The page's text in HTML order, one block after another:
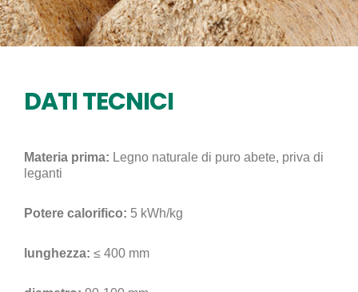
DATI TECNICI
Materia prima: Legno naturale di puro abete, priva di
leganti
Potere calorifico: 5 kWh/kg
lunghezza: ≤ 400 mm